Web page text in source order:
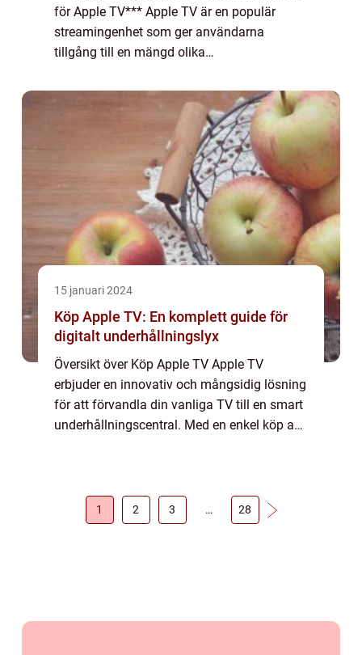
för Apple TV*** Apple TV är en populär
streamingenhet som ger användarna
tillgång till en mängd olika
kan variera beroende på olika faktorer, och i
15 januari 2024
Köp Apple TV: En komplett guide för
digitalt underhållningslyx
Översikt över Köp Apple TV Apple TV
erbjuder en innovativ och mångsidig lösning
för att förvandla din vanliga TV till en smart
underhållningscentral. Med en enkel köp av
1 2 3 … 28